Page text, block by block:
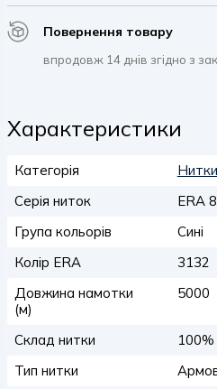
Повернення товару
впродовж 14 днів згідно з
Характеристики
Категорія
Серія ниток
ERA
Група кольорів
Сині
Колір ERA
3132
Довжина намотки
(м)
5000
Склад нитки
100%
Тип нитки